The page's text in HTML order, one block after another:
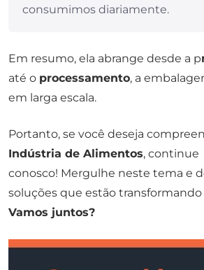
consumimos diariamente.
Em resumo, ela abrange desde a p
até o processamento, a
em larga escala.
Portanto, se você deseja
Indústria de Alimentos, continue
conosco! Mergulhe neste tema e
soluções que estão
Vamos juntos?